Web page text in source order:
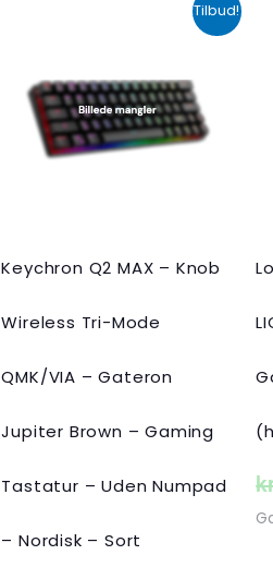
Tilbud!
Keychron Q2 MAX – Knob
Wireless Tri-Mode
QMK/VIA – Gateron
Jupiter Brown – Gaming
Tastatur – Uden Numpad
– Nordisk – Sort
oprindelige
var:
kr. 2.190,00.
aktuelle
er:
kr. 1.465,00.